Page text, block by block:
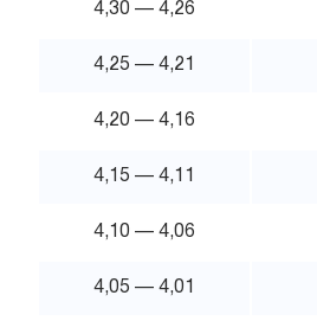
4,30 — 4,26
4,25 — 4,21
4,20 — 4,16
4,15 — 4,11
4,10 — 4,06
4,05 — 4,01